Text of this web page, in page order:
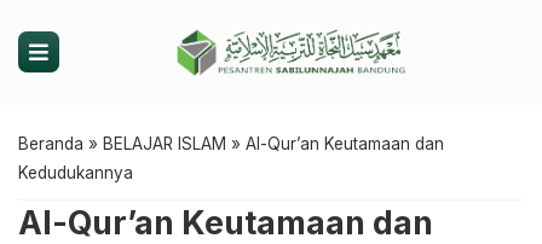
Beranda » BELAJAR ISLAM » Al-Qur’an Keutamaan dan
Kedudukannya
Al-Qur’an Keutamaan dan